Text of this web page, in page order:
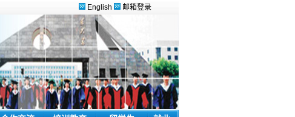
English 邮箱登录